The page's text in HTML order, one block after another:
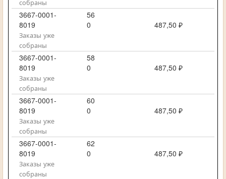
собраны
3667-0001-
8019
56
0
487,50 ₽
Заказы уже
собраны
3667-0001-
8019
58
0
487,50 ₽
Заказы уже
собраны
3667-0001-
8019
60
0
487,50 ₽
Заказы уже
собраны
3667-0001-
8019
62
0
487,50 ₽
Заказы уже
собраны